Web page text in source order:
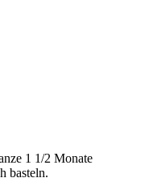
1 1/2 Monate
basteln.